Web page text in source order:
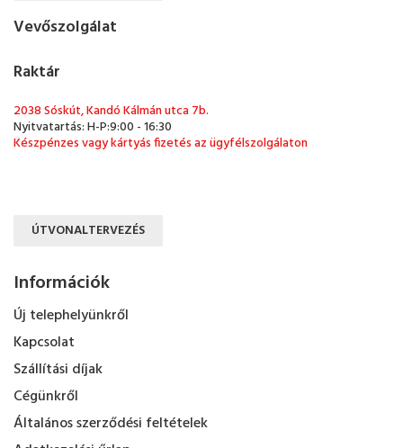
Vevőszolgálat
Raktár
2038 Sóskút, Kandó Kálmán utca 7b.
Nyitvatartás: H-P:9:00 - 16:30
Készpénzes vagy kártyás fizetés az ügyfélszolgálaton
ÚTVONALTERVEZÉS
Információk
Új telephelyünkről
Kapcsolat
Szállítási díjak
Cégünkről
Általános szerződési feltételek